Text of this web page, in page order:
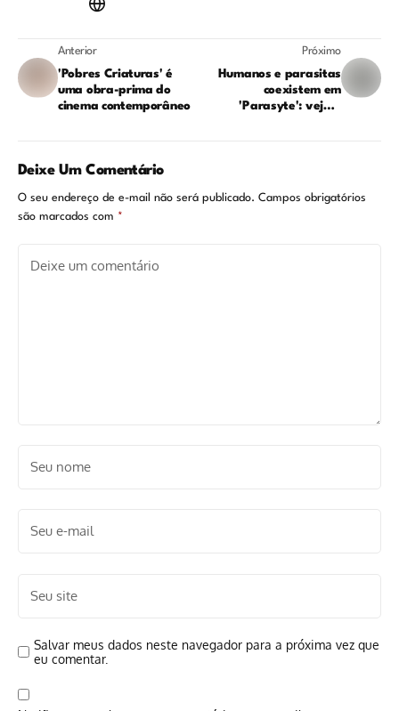
Anterior
'Pobres Criaturas' é
uma obra-prima do
cinema contemporâneo
Próximo
Humanos e parasitas
coexistem em
'Parasyte': veja o
Deixe Um Comentário
O seu endereço de e-mail não será publicado. Campos obrigatórios
são marcados com *
Salvar meus dados neste navegador para a próxima vez que
eu comentar.